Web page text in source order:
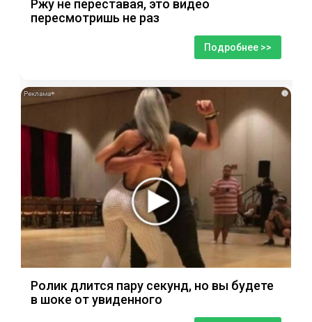
Ржу не переставая, это видео
пересмотришь не раз
Подробнее >>
i
Ролик длится пару секунд, но вы будете
в шоке от увиденного